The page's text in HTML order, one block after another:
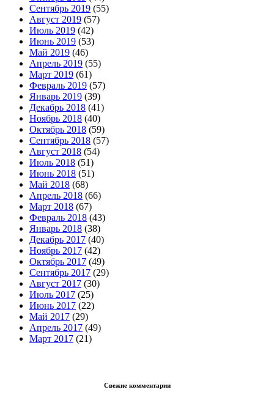
Сентябрь 2019 (55)
Август 2019 (57)
Июль 2019 (42)
Июнь 2019 (53)
Май 2019 (46)
Апрель 2019 (55)
Март 2019 (61)
Февраль 2019 (57)
Январь 2019 (39)
Декабрь 2018 (41)
Ноябрь 2018 (40)
Октябрь 2018 (59)
Сентябрь 2018 (57)
Август 2018 (54)
Июль 2018 (51)
Июнь 2018 (51)
Май 2018 (68)
Апрель 2018 (66)
Март 2018 (67)
Февраль 2018 (43)
Январь 2018 (38)
Декабрь 2017 (40)
Ноябрь 2017 (42)
Октябрь 2017 (49)
Сентябрь 2017 (29)
Август 2017 (30)
Июль 2017 (25)
Июнь 2017 (22)
Май 2017 (29)
Апрель 2017 (49)
Март 2017 (21)
Свежие комментарии